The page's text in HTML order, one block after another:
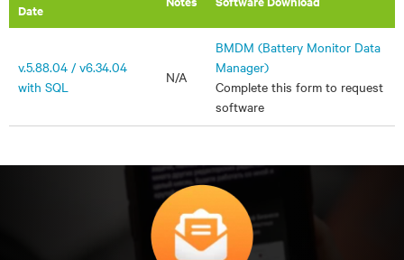
Date
v.5.88.04 / v6.34.04
with SQL
N/A
BMDM (Battery Monitor Data
Manager)
Complete this form to request
software